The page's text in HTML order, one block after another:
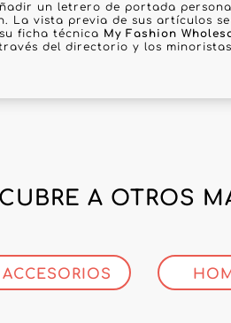
un letrero de portada
La vista previa de sus artículos
ficha técnica My Fashion
del directorio y los
A OTROS
ACCESORIOS